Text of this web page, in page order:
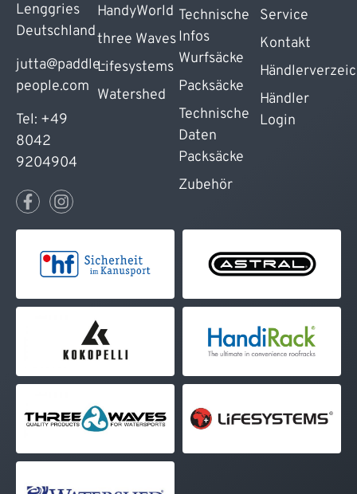
Lenggries
Deutschland
jutta@paddle-
people.com
Tel: +49
8042
9204904
HandyWorld
three Waves
Lifesystems
Watershed
Technische
Infos
Wurfsäcke
Packsäcke
Technische
Daten
Packsäcke
Zubehör
Service
Kontakt
Händler
Login